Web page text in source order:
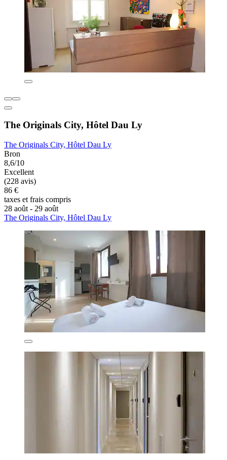
The Originals City, Hôtel Dau Ly
The Originals City, Hôtel Dau Ly
Bron
8,6/10
Excellent
(228 avis)
86 €
taxes et frais compris
28 août - 29 août
The Originals City, Hôtel Dau Ly